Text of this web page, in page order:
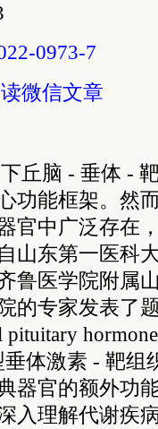
0973-7
微信文章
丘脑 - 垂体 -
功能框架。然
官中广泛存在
山东第一医科
鲁医学院附属
的专家发表了
体激素 - 靶组
器官的额外功
入理解代谢疾